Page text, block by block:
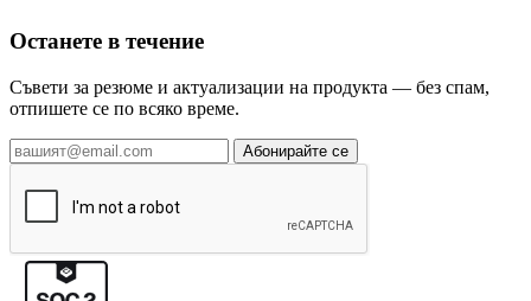
Останете в течение
Съвети за резюме и актуализации на продукта — без спам,
отпишете се по всяко време.
Абонирайте се